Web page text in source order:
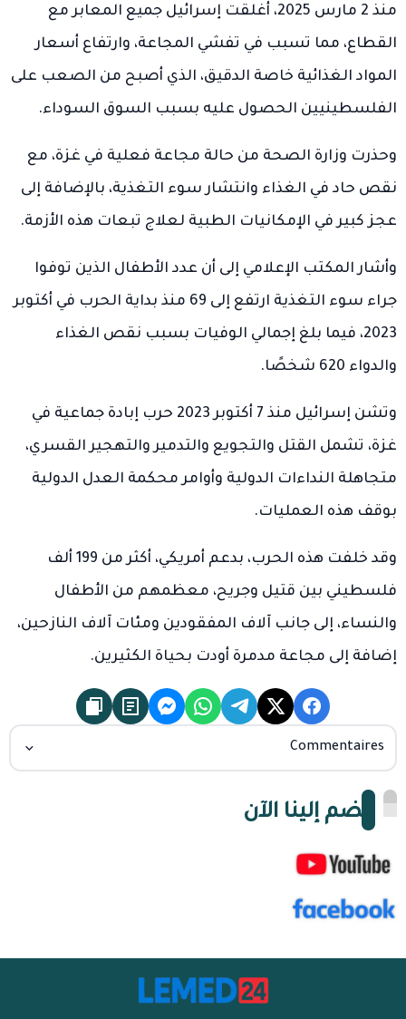
منذ 2 مارس 2025، أغلقت إسرائيل جميع المعابر مع
القطاع، مما تسبب في تفشي المجاعة، وارتفاع أسعار
المواد الغذائية خاصة الدقيق، الذي أصبح من الصعب على
الفلسطينيين الحصول عليه بسبب السوق السوداء.
وحذرت وزارة الصحة من حالة مجاعة فعلية في غزة، مع
نقص حاد في الغذاء وانتشار سوء التغذية، بالإضافة إلى
عجز كبير في الإمكانيات الطبية لعلاج تبعات هذه الأزمة.
وأشار المكتب الإعلامي إلى أن عدد الأطفال الذين توفوا
جراء سوء التغذية ارتفع إلى 69 منذ بداية الحرب في أكتوبر
2023، فيما بلغ إجمالي الوفيات بسبب نقص الغذاء
والدواء 620 شخصًا.
وتشن إسرائيل منذ 7 أكتوبر 2023 حرب إبادة جماعية في
غزة، تشمل القتل والتجويع والتدمير والتهجير القسري،
متجاهلة النداءات الدولية وأوامر محكمة العدل الدولية
بوقف هذه العمليات.
وقد خلفت هذه الحرب، بدعم أمريكي، أكثر من 199 ألف
فلسطيني بين قتيل وجريح، معظمهم من الأطفال
والنساء، إلى جانب آلاف المفقودين ومئات آلاف النازحين،
إضافة إلى مجاعة مدمرة أودت بحياة الكثيرين.
Commentaires
انضم إلينا الآن